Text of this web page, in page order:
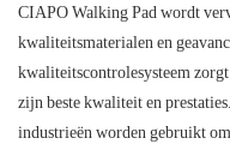
CIAPO Walking Pad wordt
kwaliteitsmaterialen en
kwaliteitscontrolesysteem
zijn beste kwaliteit en
industrieën worden gebruikt